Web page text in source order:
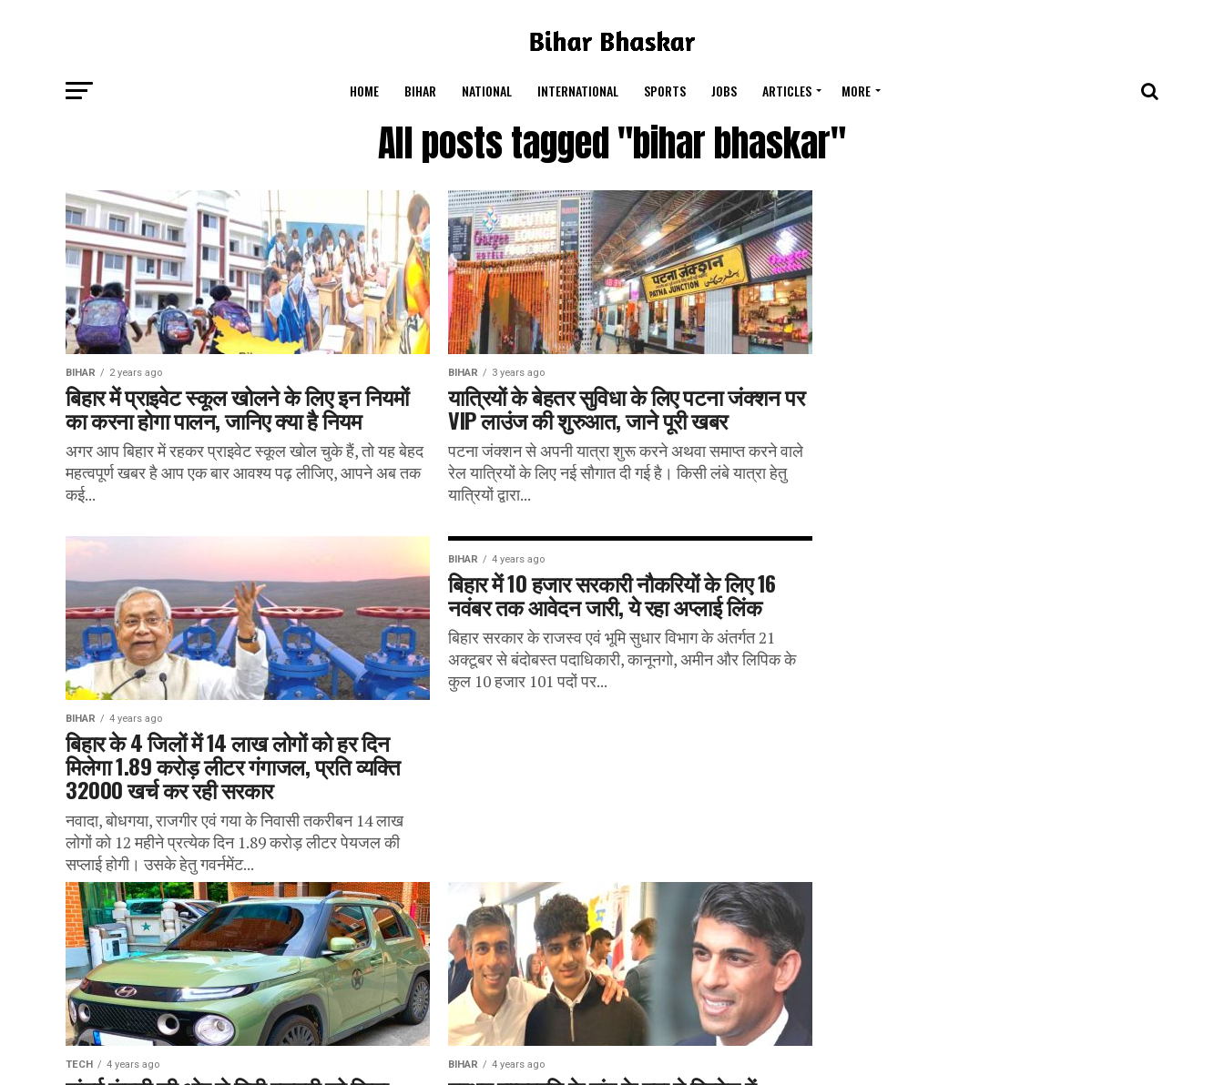
HOME BIHAR NATIONAL INTERNATIONAL SPORTS JOBS ARTICLES MORE
All posts tagged "bihar bhaskar"
BIHAR 2 years ago
बिहार में प्राइवेट स्कूल खोलने के लिए इन नियमों
का करना होगा पालन, जानिए क्या है नियम
अगर आप बिहार में रहकर प्राइवेट स्कूल खोल चुके हैं, तो यह बेहद
महत्वपूर्ण खबर है आप एक बार आवश्य पढ़ लीजिए, आपने अब तक
कई...
BIHAR 3 years ago
यात्रियों के बेहतर सुविधा के लिए पटना जंक्शन पर
VIP लाउंज की शुरुआत, जाने पूरी खबर
पटना जंक्शन से अपनी यात्रा शुरू करने अथवा समाप्त करने वाले
रेल यात्रियों के लिए नई सौगात दी गई है। किसी लंबे यात्रा हेतु
यात्रियों द्वारा...
BIHAR 4 years ago
बिहार के 4 जिलों में 14 लाख लोगों को हर दिन
मिलेगा 1.89 करोड़ लीटर गंगाजल, प्रति व्यक्ति
32000 खर्च कर रही सरकार
नवादा, बोधगया, राजगीर एवं गया के निवासी तकरीबन 14 लाख
लोगों को 12 महीने प्रत्येक दिन 1.89 करोड़ लीटर पेयजल की
सप्लाई होगी। उसके हेतु गवर्नमेंट...
BIHAR 4 years ago
बिहार में 10 हजार सरकारी नौकरियों के लिए 16
नवंबर तक आवेदन जारी, ये रहा अप्लाई लिंक
बिहार सरकार के राजस्व एवं भूमि सुधार विभाग के अंतर्गत 21
अक्टूबर से बंदोबस्त पदाधिकारी, कानूनगो, अमीन और लिपिक के
कुल 10 हजार 101 पदों पर...
TECH 4 years ago BIHAR 4 years ago